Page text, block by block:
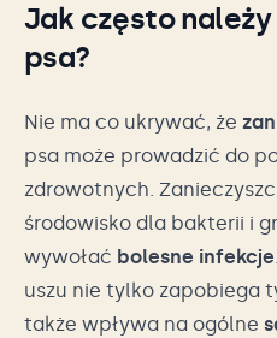
Jak często
psa?
Nie ma co ukrywać, że
psa może prowadzić do
zdrowotnych.
środowisko dla bakterii i
wywołać bolesne infekcje
uszu nie tylko zapobiega
także wpływa na ogólne